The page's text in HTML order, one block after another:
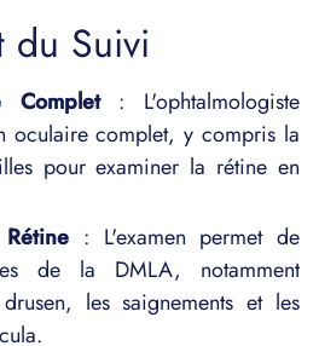
du Suivi
Complet: L'ophtalmologiste
oculaire complet, y compris la
pour examiner la rétine en
: L'examen permet de
de la DMLA, notamment
les saignements et les